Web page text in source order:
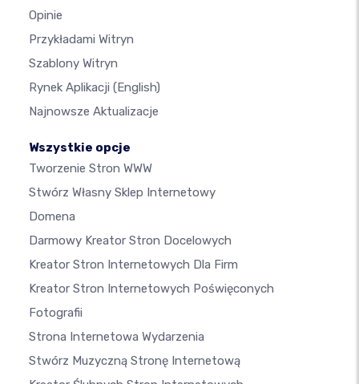
Opinie
Przykładami Witryn
Szablony Witryn
Rynek Aplikacji (English)
Najnowsze Aktualizacje
Wszystkie opcje
Tworzenie Stron WWW
Stwórz Własny Sklep Internetowy
Domena
Darmowy Kreator Stron Docelowych
Kreator Stron Internetowych Dla Firm
Kreator Stron Internetowych Poświęconych
Fotografii
Strona Internetowa Wydarzenia
Stwórz Muzyczną Stronę Internetową